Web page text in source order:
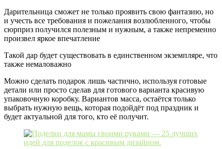
Дарительница сможет не только проявить свою фантазию, но
и учесть все требования и пожелания возлюбленного, чтобы
сюрприз получился полезным и нужным, а также непременно
произвел яркое впечатление
Такой дар будет существовать в единственном экземпляре, что
также немаловажно
Можно сделать подарок лишь частично, используя готовые
детали или просто сделав для готового варианта красивую
упаковочную коробку. Вариантов масса, остаётся только
выбрать нужную вещь, которая подойдёт под праздник и
будет актуальной для того, кто её получит.